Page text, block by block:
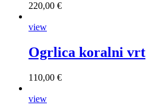
220,00 €
view
Ogrlica koralni vrt
110,00 €
view